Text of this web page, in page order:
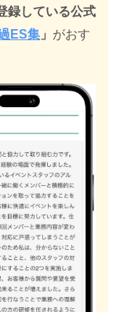
録している公式
ES集 」 がおす